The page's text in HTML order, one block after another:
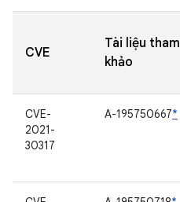
CVE
Tài liệu tham
khảo
CVE-
2021-
30317
A-195750667*